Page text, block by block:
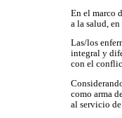
En el marco
a la salud,
Las/los
integral y
con el
como arma
al servicio